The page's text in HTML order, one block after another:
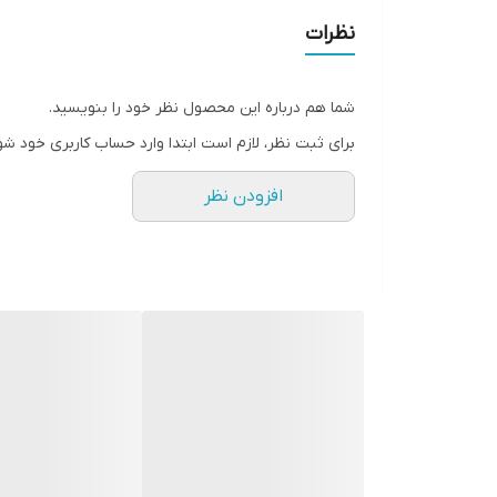
نظرات
شما هم درباره این محصول نظر خود را بنویسید.
برای ثبت نظر، لازم است ابتدا وارد حساب کاربری خود
افزودن نظر